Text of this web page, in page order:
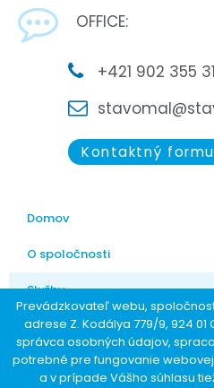
OFFICE:
+421 902 355
Kontaktný
Domov
O spoločnosti
Služby
FAQ
Kontakt
Prevádzkovateľ webu, spoločnosť
adrese Z. Kodálya 779/9, 924 01
správca osobných údajov,
potrebné pre fungovanie
a v prípade Vášho súhlasu